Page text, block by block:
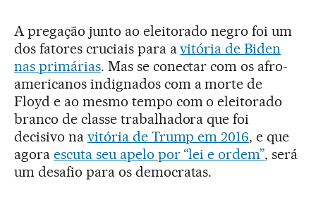
A pregação junto ao eleitorado negro foi um
dos fatores cruciais para avitória de Biden
nas primárias. Mas se conectar com os afro-
americanos indignados com a morte de
Floyd e ao mesmo tempo com o eleitorado
branco de classe trabalhadora que foi
decisivo na vitória de Trump em 2016, e que
agora escuta seu apelo por “lei e ordem”, será
um desafio para os democratas.